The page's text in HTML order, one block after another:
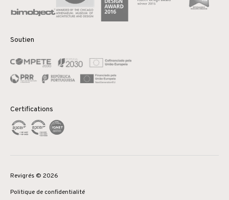
Soutien
Certifications
Revigrés © 2026
Politique de confidentialité